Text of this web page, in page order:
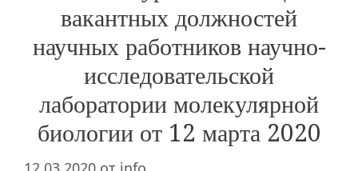
вакантных должностей
научных работников научно-
исследовательской
лаборатории молекулярной
биологии от 12 марта 2020